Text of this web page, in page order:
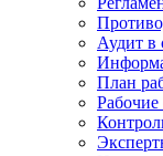
Аудит в
План